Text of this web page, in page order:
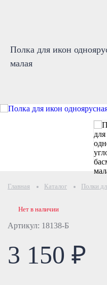
Полка для икон
малая
Главная Каталог Полки
Артикул: 18138-Б
Нет в наличии
3 150 ₽